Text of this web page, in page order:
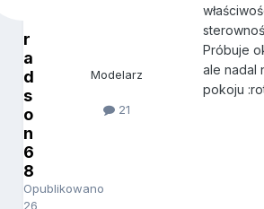
r
a
d
s
o
n
6
8
Opublikowano
26
Modelarz
21
Próbuje
ale nadal
pokoju